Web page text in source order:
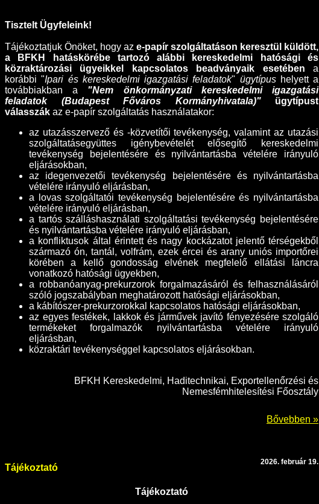
Tisztelt Ügyfeleink!
Tájékoztatjuk Önöket, hogy az e-papír szolgáltatáson keresztül küldött,
a BFKH hatáskörébe tartozó alábbi
kereskedelmi hatósági és
közraktározási ügyeikkel kapcsolatos
beadványaik esetében a
korábbi "Ipari és kereskedelmi igazgatási feladatok" ügytípushelyett a
továbbiakban a "Nem önkormányzati kereskedelmi igazgatási
feladatok (Budapest Főváros Kormányhivatala)"ügytípust
válasszák az e-papír szolgáltatás használatakor:
az utazásszervező és -közvetítői tevékenység, valamint az utazási
szolgáltatásegyüttes igénybevételét elősegítő kereskedelmi
tevékenység bejelentésére és nyilvántartásba vételére irányuló
eljárásokban,
az idegenvezetői tevékenység bejelentésére és nyilvántartásba
vételére irányuló eljárásban,
a lovas szolgáltatói tevékenység bejelentésére és nyilvántartásba
vételére irányuló eljárásban,
a tartós szálláshasználati szolgáltatási tevékenység bejelentésére
és nyilvántartásba vételére irányuló eljárásban,
a konfliktusok által érintett és nagy kockázatot jelentő térségekből
származó ón, tantál, volfrám, ezek ércei és arany uniós importőrei
körében a kellő gondosság elvének megfelelő ellátási láncra
vonatkozó hatósági ügyekben,
a robbanóanyag-prekurzorok forgalmazásáról és felhasználásáról
szóló jogszabályban meghatározott hatósági eljárásokban,
a kábítószer-prekurzorokkal kapcsolatos hatósági eljárásokban,
az egyes festékek, lakkok és járművek javító fényezésére szolgáló
termékeket forgalmazók nyilvántartásba vételére irányuló
eljárásban,
közraktári tevékenységgel kapcsolatos eljárásokban.
BFKH Kereskedelmi, Haditechnikai, Exportellenőrzési és
Nemesfémhitelesítési Főosztály
Bővebben »
2026. február 19.
Tájékoztató
Tájékoztató